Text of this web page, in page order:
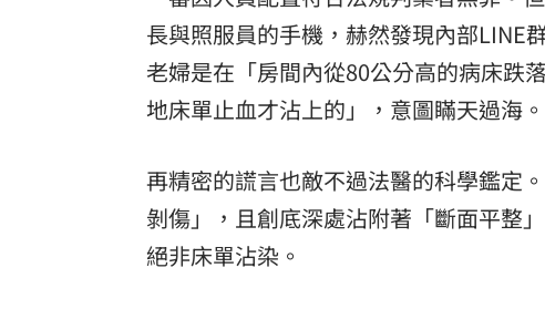
長與照服員的手機，赫然發現內部LINE
老婦是在「房間內從80公分高的病床跌
地床單止血才沾上的」，意圖瞞天過海。
再精密的謊言也敵不過法醫的科學鑑定
剝傷」，且創底深處沾附著「斷面平整
絕非床單沾染。